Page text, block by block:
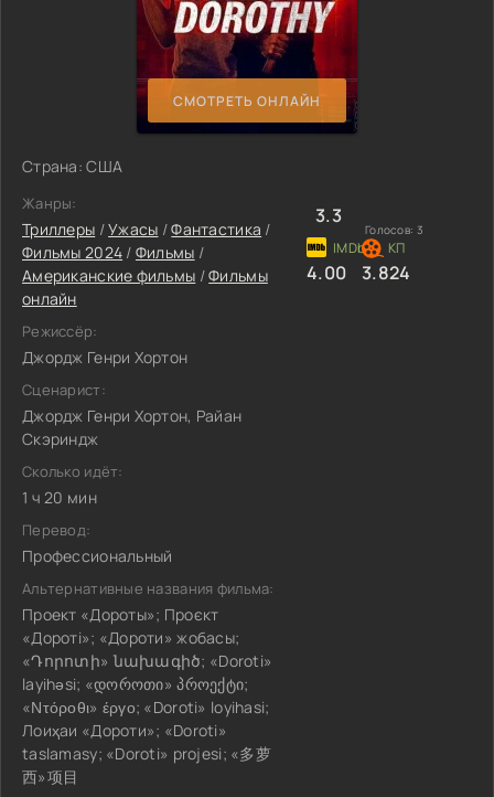
СМОТРЕТЬ ОНЛАЙН
Страна: США
Жанры:
Триллеры /Ужасы /Фантастика /
Фильмы 2024 / Фильмы /
Американские фильмы /Фильмы
онлайн
Режиссёр:
Джордж Генри Хортон
Сценарист:
Джордж Генри Хортон, Райан
Скэриндж
Сколько идёт:
1 ч 20 мин
Перевод:
Профессиональный
Альтернативные названия фильма:
Проект «Дороты»; Проєкт
«Дороті»; «Дороти» жобасы;
«Դորոտի» նախագիծ; «Doroti»
layihəsi; «დოროთი» პროექტი;
«Ντόροθι» έργο; «Doroti» loyihasi;
Лоиҳаи «Дороти»; «Doroti»
taslamasy; «Doroti» projesi; «多萝
西»项目
3.3
Голосов: 3
4.00 3.824